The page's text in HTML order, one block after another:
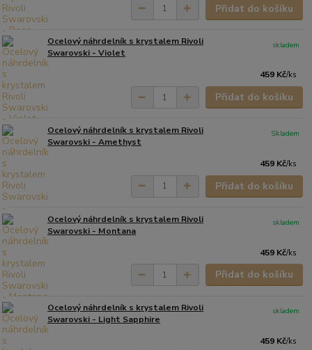
Přidat do košíku
Ocelový náhrdelník s krystalem Rivoli
Swarovski - Violet
459 Kč/ks
skladem
Přidat do košíku
Ocelový náhrdelník s krystalem Rivoli
Swarovski - Amethyst
459 Kč/ks
Skladem
Přidat do košíku
Ocelový náhrdelník s krystalem Rivoli
Swarovski - Montana
459 Kč/ks
skladem
Přidat do košíku
Ocelový náhrdelník s krystalem Rivoli
Swarovski - Light Sapphire
459 Kč/ks
skladem